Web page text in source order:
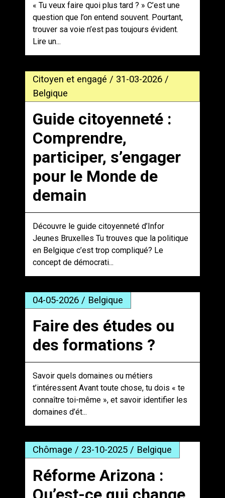
« Tu veux faire quoi plus tard ? » C’est une
question que l’on entend souvent. Pourtant,
trouver sa voie n’est pas toujours évident.
Lire un...
Citoyen et engagé / 31-03-2026 /
Belgique
Guide citoyenneté :
Comprendre,
participer, s’engager
pour le Monde de
demain
Découvre le guide citoyenneté d’Infor
Jeunes Bruxelles Tu trouves que la politique
en Belgique c’est trop compliqué? Le
concept de démocrati...
04-05-2026 / Belgique
Faire des études ou
des formations ?
Savoir quels domaines ou métiers
t’intéressent Avant toute chose, tu dois « te
connaître toi-même », et savoir identifier les
domaines d’ét...
Chômage / 23-10-2025 / Belgique
Réforme Arizona :